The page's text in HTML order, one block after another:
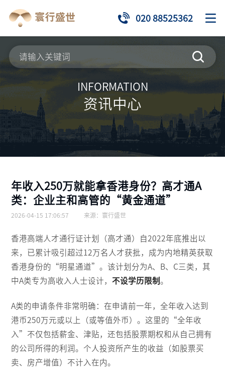
020 88525362
INFORMATION
资讯中心
年收入250万就能拿香港身份？高才通A
类：企业主和高管的“黄金通道”
2026-04-15 17:06:57 来源： 寰行盛世
香港高端人才通行证计划（高才通）自2022年底推出以
来，已累计吸引超过12万名人才获批，成为内地精英获取
香港身份的“明星通道”。该计划分为A、B、C三类，其
中A类专为高收入人士设计， 不设学历限制 。
A类的申请条件非常明确：在申请前一年，全年收入达到
港币250万元或以上（或等值外币）。这里的“全年收
入”不仅包括薪金、津贴，还包括股票期权和从自己拥有
的公司所得的利润。个人投资所产生的收益（如股票买
卖、房产增值）不计入在内。